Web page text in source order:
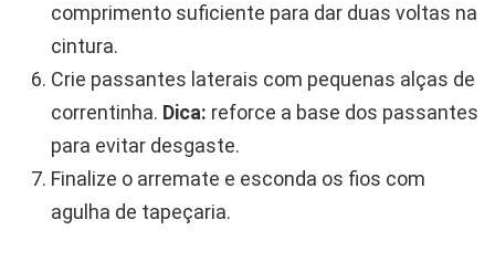
comprimento suficiente para dar duas voltas na
cintura.
Crie passantes laterais com pequenas alças de
correntinha. Dica: reforce a base dos passantes
para evitar desgaste.
Finalize o arremate e esconda os fios com
agulha de tapeçaria.